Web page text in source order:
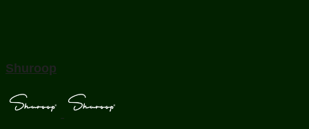
Shuroop